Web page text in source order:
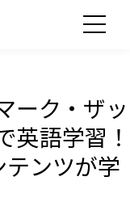
ーク・ザッ
英語学習！
ンツが学